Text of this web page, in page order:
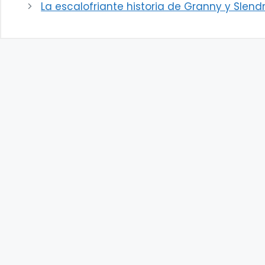
La escalofriante historia de Granny y